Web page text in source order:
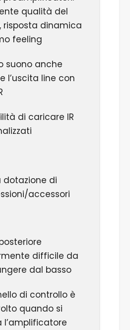
qualità del
risposta dinamica
feeling
suono anche
l’uscita line con
di caricare IR
dotazione di
accessori
difficile da
dal basso
di controllo è
quando si
l’amplificatore